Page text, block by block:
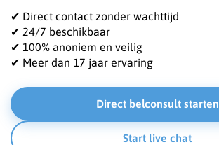
✔ Direct contact zonder wachttijd
✔ 24/7 beschikbaar
✔ 100% anoniem en veilig
✔ Meer dan 17 jaar ervaring
Direct belconsult starten
Start live chat